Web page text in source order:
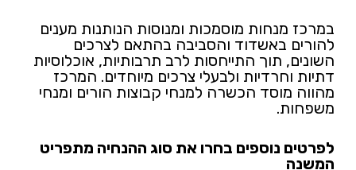
במרכז מנחות מוסמכות ומנוסות הנותנות מענים
להורים באשדוד והסביבה בהתאם לצרכים
השונים, תוך התייחסות לרב תרבותיות, אוכלוסיות
דתיות וחרדיות ולבעלי צרכים מיוחדים. המרכז
מהווה מוסד הכשרה למנחי קבוצות הורים ומנחי
משפחות.
לפרטים נוספים בחרו את סוג ההנחיה מתפריט
המשנה